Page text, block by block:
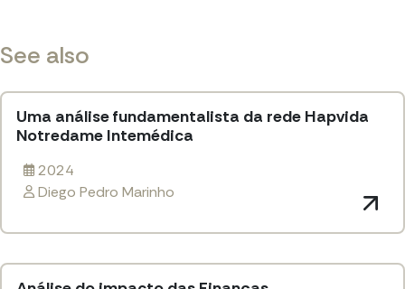
See also
Uma análise fundamentalista da rede Hapvida
Notredame Intemédica
2024
Diego Pedro Marinho